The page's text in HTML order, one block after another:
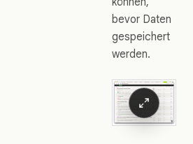
bevor Daten
gespeichert
werden.